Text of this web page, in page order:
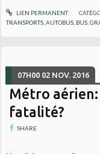
LIEN PERMANENT
TRANSPORTS ,AUTOBUS BUS ,
07H00 02 NOV. 2016
Métro
fatalité?
SHARE